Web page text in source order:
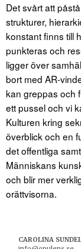
Det svårt att
strukturer,
konstant finns till
punkteras och
ligger över
bort med AR-
kan greppas och
ett pussel och vi
Kulturen kring
överblick och en
det offentliga
Människans
och blir mer
orättvisorna.
CAROLINA